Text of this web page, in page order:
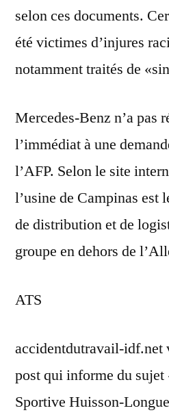
selon ces documents.
été victimes d’injures
notamment traités de
Mercedes-Benz n’a pas
l’immédiat à une
l’AFP. Selon le site
l’usine de Campinas est
de distribution et de
groupe en dehors de
ATS
accidentdutravail-idf.net
post qui informe du
Sportive Huisson-